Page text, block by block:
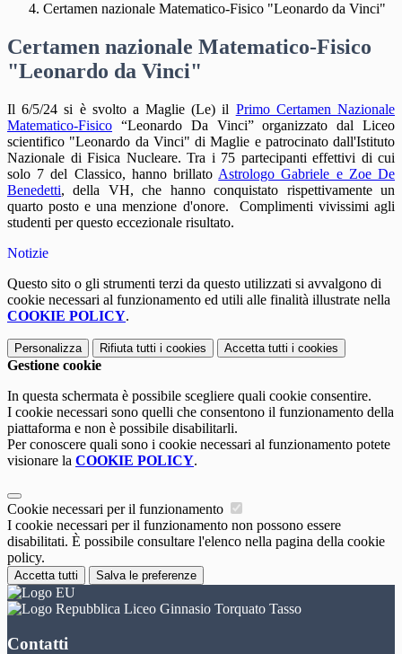
Certamen nazionale Matematico-Fisico "Leonardo da Vinci"
Certamen nazionale Matematico-Fisico
"Leonardo da Vinci"
Il 6/5/24 si è svolto a Maglie (Le) il Primo Certamen Nazionale
Matematico-Fisico “Leonardo Da Vinci” organizzato dal Liceo
scientifico "Leonardo da Vinci" di Maglie e patrocinato dall'Istituto
Nazionale di Fisica Nucleare. Tra i 75 partecipanti effettivi di cui
solo 7 del Classico, hanno brillato Astrologo Gabriele e Zoe De
Benedetti, della VH, che hanno conquistato rispettivamente un
quarto posto e una menzione d'onore.
Complimenti vivissimi agli
studenti per questo eccezionale risultato.
Notizie
Questo sito o gli strumenti terzi da questo utilizzati si avvalgono di
cookie necessari al funzionamento ed utili alle finalità illustrate nella
COOKIE POLICY.
Personalizza Rifiuta tutti i cookies Accetta tutti i cookies
Gestione cookie
In questa schermata è possibile scegliere quali cookie consentire.
I cookie necessari sono quelli che consentono il funzionamento della
piattaforma e non è possibile disabilitarli.
Per conoscere quali sono i cookie necessari al funzionamento potete
visionare la COOKIE POLICY.
Cookie necessari per il funzionamento
I cookie necessari per il funzionamento non possono essere
disabilitati. È possibile consultare l'elenco nella pagina della cookie
policy.
Accetta tutti Salva le preferenze
Liceo Ginnasio Torquato Tasso
Contatti